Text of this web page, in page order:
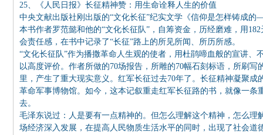
25、《人民日报》长征精神赞：用生命诠释人生的价值
中央文献出版社刚出版的“文化长征”纪实文学《信仰是怎样铸成
本书作者罗范懿和他的“文化长征队”，自筹资金，历经磨难，用
会责任感，在书中记录了“长征”路上的所见所闻、所历所感。
“文化长征队”作为播撒革命人生观的使者，用杜鹃啼血般的宣讲
以高度评价。作者所做的70场报告，所雕的70幅石刻标语，所刷
里，产生了重大现实意义。红军长征过去70年了。长征精神凝聚
革命军事博物馆。如今，这本记叙重走红军长征路的书，就像一
去。
毛泽东说过：人是要有一点精神的。但怎么理解这个精神，怎么
场经济深入发展，在提高人民物质生活水平的同时，出现了社会